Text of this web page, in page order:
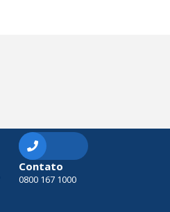
Contato
0800 167 1000